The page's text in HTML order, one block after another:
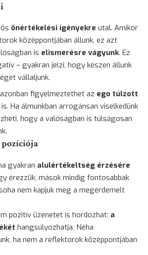
önértékelési igényekre utal. Amikor
középpontjában állunk, ez azt
is elismerésre vágyunk. Ez
– gyakran jelzi, hogy készen állunk
vállaljunk.
figyelmeztethet az ego túlzott
is. Ha álmunkban arrogánsan viselkedünk
hogy a valóságban is túlságosan
gyakran alulértékeltség érzésére
érezzük, mások mindig fontosabbak
nem kapjuk meg a megérdemelt
pozitív üzenetet is hordozhat: a
hangsúlyozhatja. Néha
ha nem a reflektorok középpontjában